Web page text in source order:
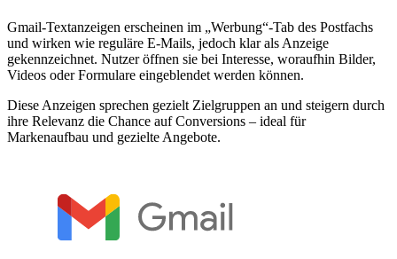
Gmail-Textanzeigen erscheinen im „Werbung“-Tab des Postfachs
und wirken wie reguläre E-Mails, jedoch klar als Anzeige
gekennzeichnet. Nutzer öffnen sie bei Interesse, woraufhin Bilder,
Videos oder Formulare eingeblendet werden können.
Diese Anzeigen sprechen gezielt Zielgruppen an und steigern durch
ihre Relevanz die Chance auf Conversions – ideal für
Markenaufbau und gezielte Angebote.